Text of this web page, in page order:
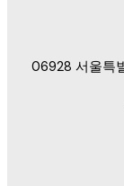
06928 서울특